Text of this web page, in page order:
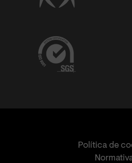
Política de